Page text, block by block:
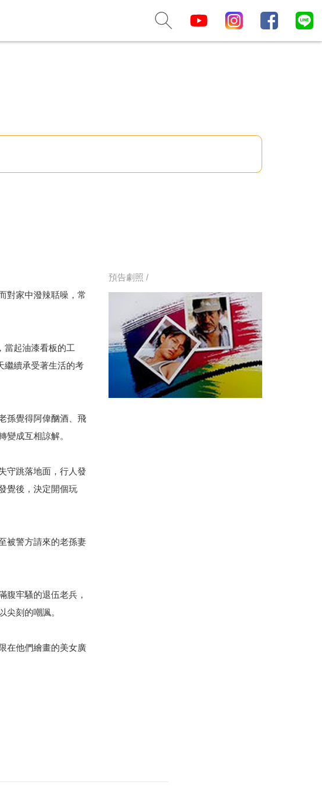
對家中潑辣聒噪，常
當起油漆看板的工
繼續承受著生活的考
孫覺得阿偉酗酒、飛
成互相諒解。
守跳落地面，行人發
覺後，決定開個玩
被警方請來的老孫妻
腹牢騷的退伍老兵，
刻的嘲諷。
在他們繪畫的美女廣
預告劇照 /